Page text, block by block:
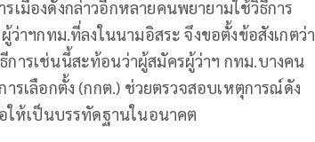
เมืองดังกล่าวอีกหลายคนพยายามใช้วิธีการ
าฯกทม.ที่ลงในนามอิสระ จึงขอตั้งข้อสังเกตว่า
ารเช่นนี้สะท้อนว่าผู้สมัครผู้ว่าฯ กทม.บางคน
รเลือกตั้ง (กกต.) ช่วยตรวจสอบเหตุการณ์ดัง
ให้เป็นบรรทัดฐานในอนาคต